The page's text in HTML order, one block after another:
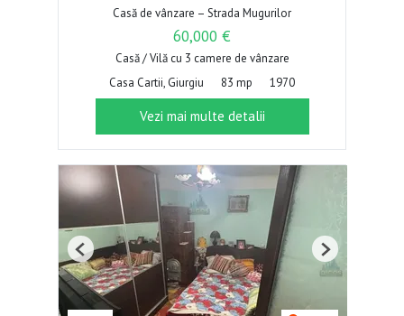
Casă de vânzare – Strada Mugurilor
60,000 €
Casă / Vilă cu 3 camere de vânzare
Casa Cartii, Giurgiu
83 mp 1970
Vezi mai multe detalii
Previous Next